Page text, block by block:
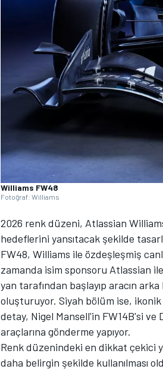
WORLD SUPERBIKE
WRC
Williams FW48
Fotoğraf: Williams
2026 renk düzeni, Atlassian
hedeflerini yansıtacak şekilde
FW48, Williams ile özdeşleşmiş
zamanda isim sponsoru Atlassian
yan tarafından başlayıp aracın
oluşturuyor. Siyah bölüm ise, ikonik
detay, Nigel Mansell'in FW14B'si
araçlarına gönderme yapıyor.
Renk düzenindeki en dikkat çekici
daha belirgin şekilde kullanılması